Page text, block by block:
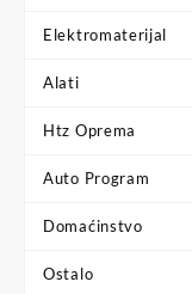
Elektromaterijal
Alati
Htz Oprema
Auto Program
Domaćinstvo
Ostalo